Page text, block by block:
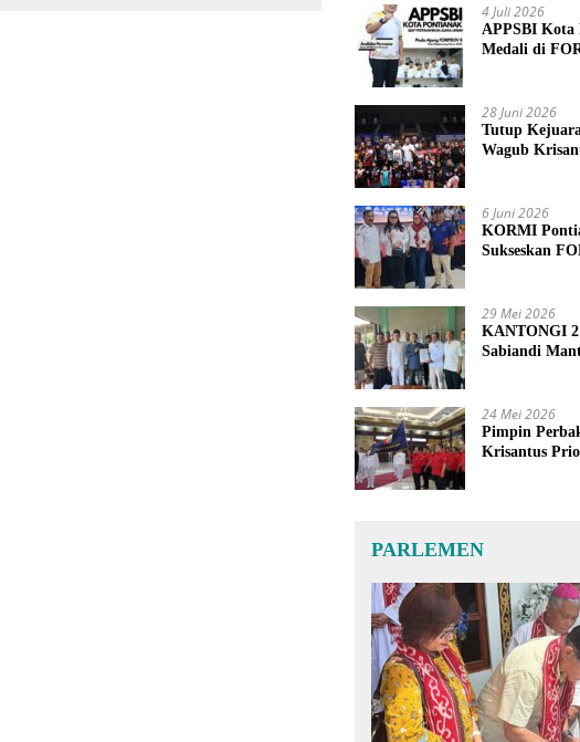
4 Juli 2026
APPSBI
Medali di
28 Juni 2026
Tutup
Wagub
6 Juni 2026
KORMI
Sukseskan
29 Mei 2026
KANTONGI
Sabiandi
24 Mei 2026
Pimpin
Krisantus
PARLEMEN